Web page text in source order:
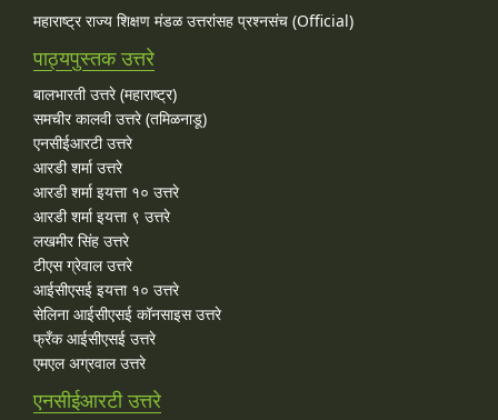
महाराष्ट्र राज्य शिक्षण मंडळ उत्तरांसह प्रश्नसंच (Official)
पाठ्यपुस्तक उत्तरे
बालभारती उत्तरे (महाराष्ट्र)
समचीर कालवी उत्तरे (तमिळनाडू)
एनसीईआरटी उत्तरे
आरडी शर्मा उत्तरे
आरडी शर्मा इयत्ता १० उत्तरे
आरडी शर्मा इयत्ता ९ उत्तरे
लखमीर सिंह उत्तरे
टीएस ग्रेवाल उत्तरे
आईसीएसई इयत्ता १० उत्तरे
सेलिना आईसीएसई कॉनसाइस उत्तरे
फ्रँक आईसीएसई उत्तरे
एमएल अग्रवाल उत्तरे
एनसीईआरटी उत्तरे